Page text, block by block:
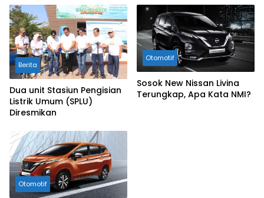
Berita
Dua unit Stasiun Pengisian
Listrik Umum (SPLU)
Diresmikan
Otomotif
Sosok New Nissan Livina
Terungkap, Apa Kata NMI?
Otomotif